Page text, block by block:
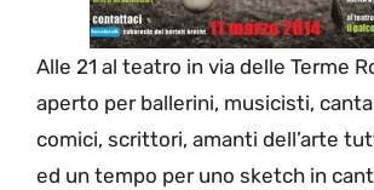
Alle 21 al teatro in via delle Terme
aperto per ballerini, musicisti,
comici, scrittori, amanti dell’arte
ed un tempo per uno sketch in